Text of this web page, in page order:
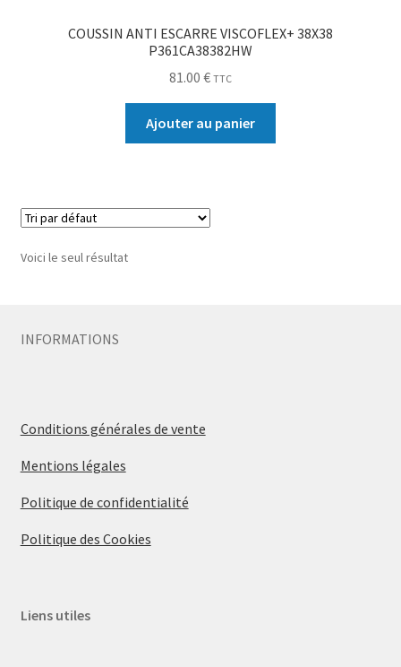
COUSSIN ANTI ESCARRE VISCOFLEX+ 38X38
P361CA38382HW
81.00 € TTC
Ajouter au panier
Voici le seul résultat
INFORMATIONS
Conditions générales de vente
Mentions légales
Politique de confidentialité
Politique des Cookies
Liens utiles